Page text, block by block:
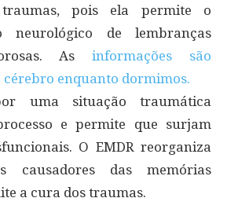
pois ela permite o
neurológico de lembranças
Asinformações são
cérebro enquanto dormimos.
uma situação traumática
e permite que surjam
O EMDR reorganiza
causadores das memórias
a cura dos traumas.